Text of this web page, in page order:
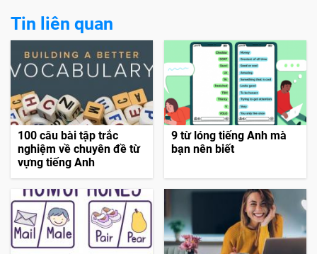
Tin liên quan
100 câu bài tập trắc
nghiệm về chuyên đề từ
vựng tiếng Anh
9 từ lóng tiếng Anh mà
bạn nên biết